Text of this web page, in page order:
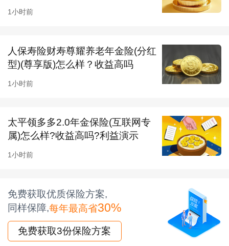
（4.0版需满2年），术后1-2年享9折，2-5年享
龄增长而上涨，仅附加险可能按产品整体费率调
整。
4.特药目录行业领先
特药清单从53种内地特药
许进口特药，新增DS-8201、德曲妥珠单抗等
2025-2026年上市的热门靶向药和免疫药，覆盖
EGFR、ALK、HER2等所有主流靶点，支持全
二、泰康粉红卫士复发险在线投保通道
泰康粉红卫士5.0乳腺癌复发险支持全流程线上
投保，无需线下提交纸质材料，智能核保最快1
1小时前
人保寿险财寿尊耀养老年金险(分红
型)(尊享版)怎么样？收益高吗
1小时前
太平领多多2.0年金保险(互联网专
属)怎么样?收益高吗?利益演示
1小时前
免费获取优质保险方案,
同样保障,每年最高省30%
免费获取3份保险方案